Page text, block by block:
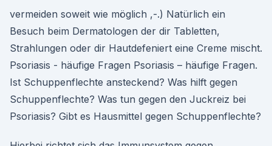
vermeiden soweit wie möglich ,-.) Natürlich ein
Besuch beim Dermatologen der dir Tabletten,
Strahlungen oder dir Hautdefeniert eine Creme mischt.
Psoriasis - häufige Fragen Psoriasis – häufige Fragen.
Ist Schuppenflechte ansteckend? Was hilft gegen
Schuppenflechte? Was tun gegen den Juckreiz bei
Psoriasis? Gibt es Hausmittel gegen Schuppenflechte?